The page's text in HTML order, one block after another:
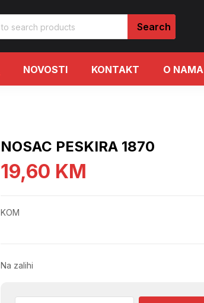
NOVOSTI KONTAKT O NAMA
NOSAC PESKIRA 1870
19,60 KM
KOM
Na zalihi